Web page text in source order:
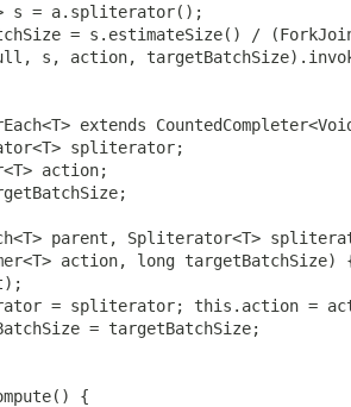
s = a.spliterator();
= s.estimateSize() /
s, action,
extends
spliterator;
action;
parent, Spliterator<T>
action, long targetBatchSize)
= spliterator; this.action =
= targetBatchSize;
{